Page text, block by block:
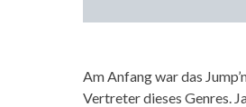
Am Anfang war das
Vertreter dieses Genres.